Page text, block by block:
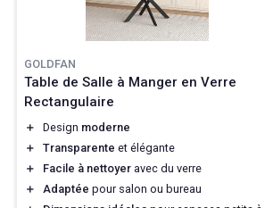
GOLDFAN
Table de Salle à Manger en Verre
Rectangulaire
＋ Design moderne
＋
Transparente et élégante
＋
Facile à nettoyer avec du verre
＋
Adaptée pour salon ou bureau